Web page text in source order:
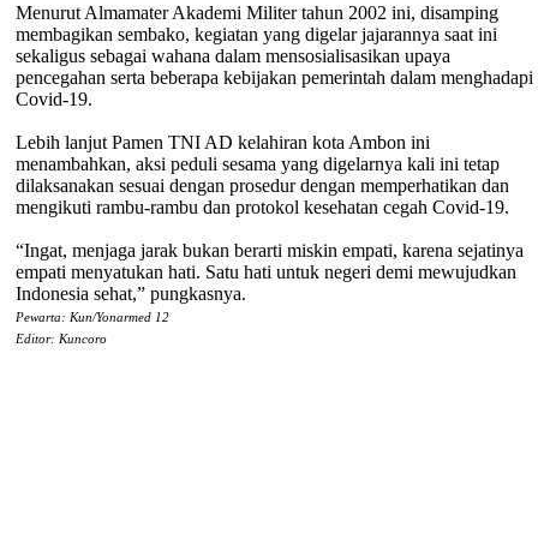
Menurut Almamater Akademi Militer tahun 2002 ini, disamping
membagikan sembako, kegiatan yang digelar jajarannya saat ini
sekaligus sebagai wahana dalam mensosialisasikan upaya
pencegahan serta beberapa kebijakan pemerintah dalam menghadapi
Covid-19.
Lebih lanjut Pamen TNI AD kelahiran kota Ambon ini
menambahkan, aksi peduli sesama yang digelarnya kali ini tetap
dilaksanakan sesuai dengan prosedur dengan memperhatikan dan
mengikuti rambu-rambu dan protokol kesehatan cegah Covid-19.
“Ingat, menjaga jarak bukan berarti miskin empati, karena sejatinya
empati menyatukan hati. Satu hati untuk negeri demi mewujudkan
Indonesia sehat,” pungkasnya.
Pewarta: Kun/Yonarmed 12
Editor: Kuncoro